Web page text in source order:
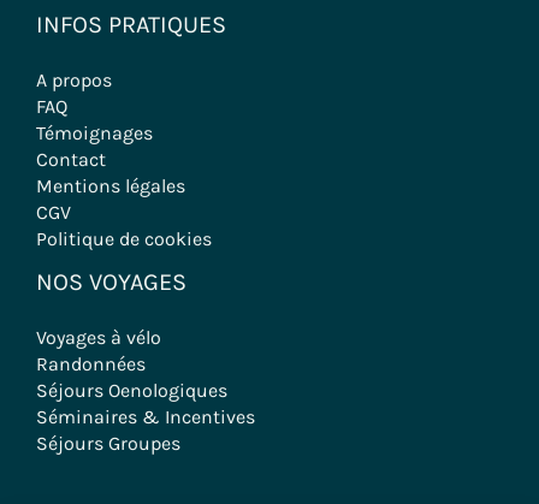
INFOS PRATIQUES
A propos
FAQ
Témoignages
Contact
Mentions légales
CGV
Politique de cookies
NOS VOYAGES
Voyages à vélo
Randonnées
Séjours Oenologiques
Séminaires & Incentives
Séjours Groupes